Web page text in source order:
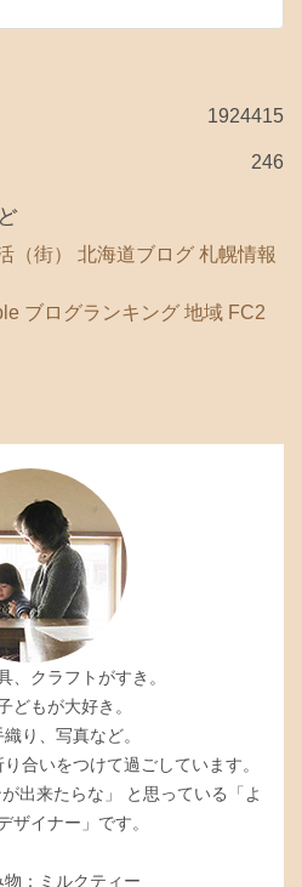
1924415
246
ブログランキング 地域 FC2
、クラフトがすき。
どもが大好き。
り、写真など。
合いをつけて過ごしています。
出来たらな」 と思っている「よ
ザイナー」です。
：ミルクティー